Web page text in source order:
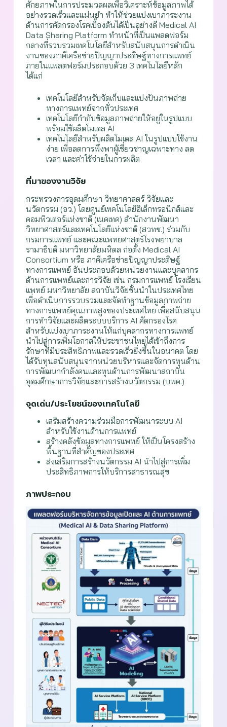
ศักยภาพในการประมวลผลเพื่อวิเคราะห์ข้อมูลภาพได้
อย่างรวดเร็วและแม่นยำ ทำให้ช่วยแบ่งเบาภาระงาน
ด้านการคัดกรองโรคเบื้องต้นได้เป็นอย่างดี Medical AI
Data Sharing Platform ทำหน้าที่เป็นแพลตฟอร์ม
กลางที่รวบรวมเทคโนโลยีสำหรับสนับสนุนการดำเนิน
งานของภาคีเครือข่ายปัญญาประดิษฐ์ทางการแพทย์
ภายในแพลตฟอร์มประกอบด้วย 3 เทคโนโลยีหลัก
ได้แก่
เทคโนโลยีสำหรับจัดเก็บและแบ่งปันภาพถ่าย
ทางการแพทย์จากทั่วประเทศ
เทคโนโลยีกำกับข้อมูลภาพถ่ายให้อยู่ในรูปแบบ
พร้อมใช้ผลิตโมเดล AI
เทคโนโลยีสำหรับผลิตโมเดล AI ในรูปแบบใช้งาน
ง่าย เพื่อลดการพึ่งพาผู้เชี่ยวชาญเฉพาะทาง ลด
เวลา และค่าใช้จ่ายในการผลิต
ที่มาของงานวิจัย
กระทรวงการอุดมศึกษา วิทยาศาสตร์ วิจัยและ
นวัตกรรม (อว.) โดยศูนย์เทคโนโลยีอิเล็กทรอนิกส์และ
คอมพิวเตอร์แห่งชาติ (เนคเทค) สำนักงานพัฒนา
วิทยาศาสตร์และเทคโนโลยีแห่งชาติ (สวทช.) ร่วมกับ
กรมการแพทย์ และคณะแพทยศาสตร์โรงพยาบาล
รามาธิบดี มหาวิทยาลัยมหิดล ก่อตั้ง Medical AI
Consortium หรือ ภาคีเครือข่ายปัญญาประดิษฐ์
ทางการแพทย์ อันประกอบด้วยหน่วยงานและบุคลากร
ด้านการแพทย์และการวิจัย เช่น กรมการแพทย์ โรงเรียน
แพทย์ มหาวิทยาลัย สถาบันวิจัยชั้นนำในประเทศไทย
เพื่อดำเนินการรวบรวมและจัดทำฐานข้อมูลภาพถ่าย
ทางการแพทย์คุณภาพสูงของประเทศไทย เพื่อสนับสนุน
การทำวิจัยและผลิตระบบบริการ AI คัดกรองโรค
สำหรับแบ่งเบาภาระงานให้แก่บุคลากรทางการแพทย์
นำไปสู่การเพิ่มโอกาสให้ประชาชนไทยได้เข้าถึงการ
รักษาที่มีประสิทธิภาพและรวดเร็วยิ่งขึ้นในอนาคต โดย
ได้รับทุนสนับสนุนจากหน่วยบริหารและจัดการทุนด้าน
การพัฒนากำลังคนและทุนด้านการพัฒนาสถาบัน
อุดมศึกษาการวิจัยและการสร้างนวัตกรรม (บพค.)
จุดเด่น/ประโยชน์ของเทคโนโลยี
เสริมสร้างความร่วมมือการพัฒนาระบบ AI
สำหรับใช้งานด้านการแพทย์
สร้างคลังข้อมูลทางการแพทย์ ให้เป็นโครงสร้าง
พื้นฐานที่สำคัญของประเทศ
ส่งเสริมการสร้างนวัตกรรม AI นำไปสู่การเพิ่ม
ประสิทธิภาพการให้บริการสาธารณสุข
ภาพประกอบ